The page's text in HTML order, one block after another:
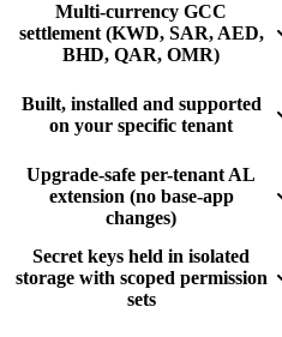
Multi-currency GCC
settlement (KWD, SAR, AED,
BHD, QAR, OMR)
Built, installed and supported
on your specific tenant
Upgrade-safe per-tenant AL
extension (no base-app
changes)
Secret keys held in isolated
storage with scoped permission
sets